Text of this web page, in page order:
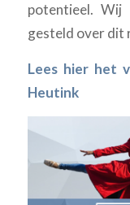
potentieel. Wij
gesteld over dit
Lees hierhet
Heutink